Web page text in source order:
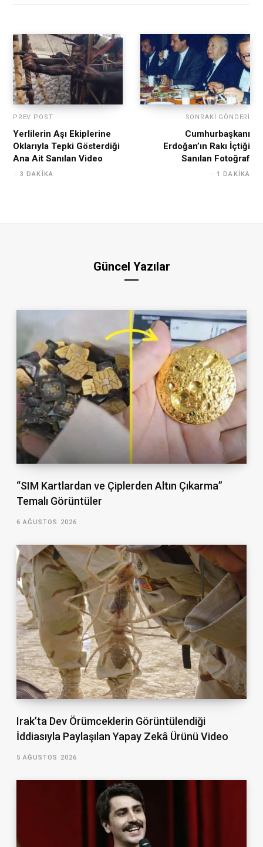
PREV POST
Yerlilerin Aşı Ekiplerine
Oklarıyla Tepki Gösterdiği
Ana Ait Sanılan Video
3 DAKIKA
SONRAKI GÖNDERI
Cumhurbaşkanı
Erdoğan’ın Rakı İçtiği
Sanılan Fotoğraf
1 DAKIKA
Güncel Yazılar
“SIM Kartlardan ve Çiplerden Altın Çıkarma”
Temalı Görüntüler
6 AĞUSTOS 2026
Irak’ta Dev Örümceklerin Görüntülendiği
İddiasıyla Paylaşılan Yapay Zekâ Ürünü Video
5 AĞUSTOS 2026